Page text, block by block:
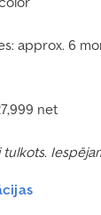
approx. 6
net